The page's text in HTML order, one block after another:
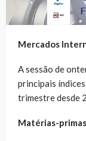
Mercados
A sessão de
principais
trimestre desde
Matérias-